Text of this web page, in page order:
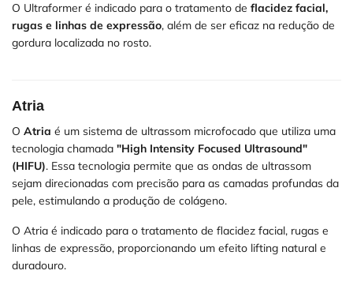
O Ultraformer é indicado para o tratamento de flacidez facial,
rugas e linhas de expressão, além de ser eficaz na redução de
gordura localizada no rosto.
Atria
O Atria é um sistema de ultrassom microfocado que utiliza uma
tecnologia chamada "High Intensity Focused Ultrasound"
(HIFU). Essa tecnologia permite que as ondas de ultrassom
sejam direcionadas com precisão para as camadas profundas da
pele, estimulando a produção de colágeno.
O Atria é indicado para o tratamento de flacidez facial, rugas e
linhas de expressão, proporcionando um efeito lifting natural e
duradouro.